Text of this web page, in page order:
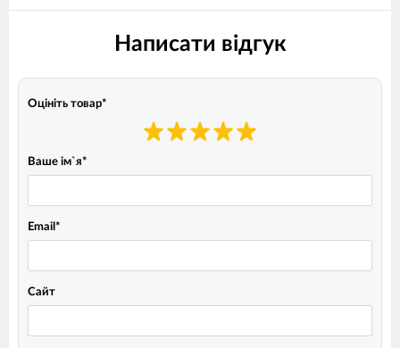
Написати відгук
Оцініть товар*
Ваше ім`я*
Email *
Сайт